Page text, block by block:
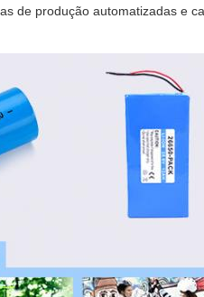
de produção automatizadas e